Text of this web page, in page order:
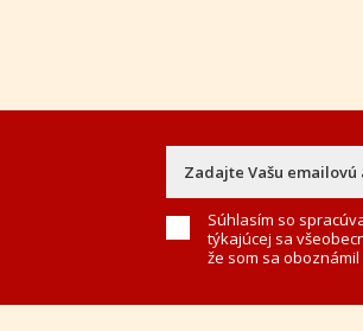
Súhlasím so
týkajúcej sa
že som sa oboznámil